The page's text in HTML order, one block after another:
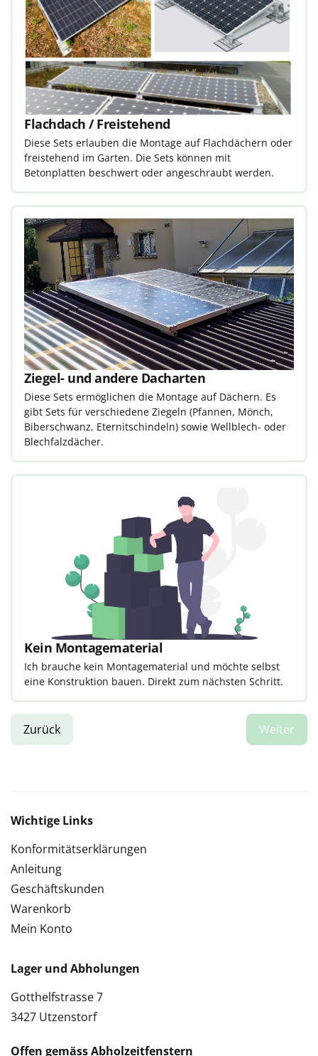
Flachdach / Freistehend
Diese Sets erlauben die Montage auf Flachdächern oder
freistehend im Garten. Die Sets können mit
Betonplatten beschwert oder angeschraubt werden.
Ziegel- und andere Dacharten
Diese Sets ermöglichen die Montage auf Dächern. Es
gibt Sets für verschiedene Ziegeln (Pfannen, Mönch,
Biberschwanz, Eternitschindeln) sowie Wellblech- oder
Blechfalzdächer.
Kein Montagematerial
Ich brauche kein Montagematerial und möchte selbst
eine Konstruktion bauen. Direkt zum nächsten Schritt.
Zurück
Wichtige Links
Konformitätserklärungen
Anleitung
Geschäftskunden
Warenkorb
Mein Konto
Lager und Abholungen
Gotthelfstrasse 7
3427 Utzenstorf
Offen gemäss Abholzeitfenstern